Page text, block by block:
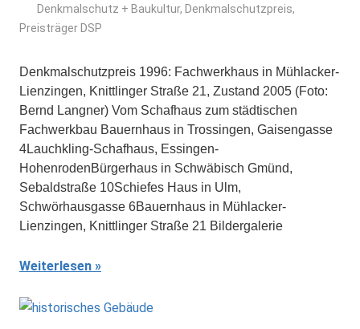
Denkmalschutz + Baukultur, Denkmalschutzpreis,
Preisträger DSP
Denkmalschutzpreis 1996: Fachwerkhaus in Mühlacker-
Lienzingen, Knittlinger Straße 21, Zustand 2005 (Foto:
Bernd Langner) Vom Schafhaus zum städtischen
Fachwerkbau Bauernhaus in Trossingen, Gaisengasse
4Lauchkling-Schafhaus, Essingen-
HohenrodenBürgerhaus in Schwäbisch Gmünd,
Sebaldstraße 10Schiefes Haus in Ulm,
Schwörhausgasse 6Bauernhaus in Mühlacker-
Lienzingen, Knittlinger Straße 21 Bildergalerie
Weiterlesen